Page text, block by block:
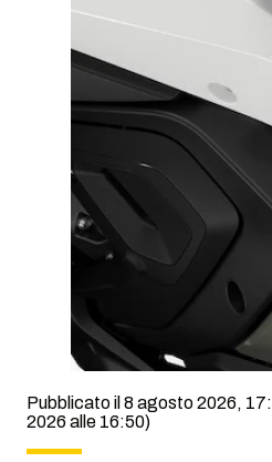
Pubblicato il 8 agosto 2026,
2026 alle 16:50)